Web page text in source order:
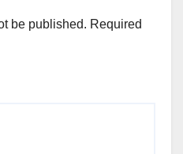
be published. Required